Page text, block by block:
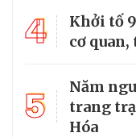
4
Khởi tố
cơ
5
Năm
trang
Hóa